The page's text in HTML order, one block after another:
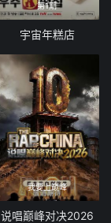
第1期
宇宙年糕店
我要上巅峰
说唱巅峰对决2026